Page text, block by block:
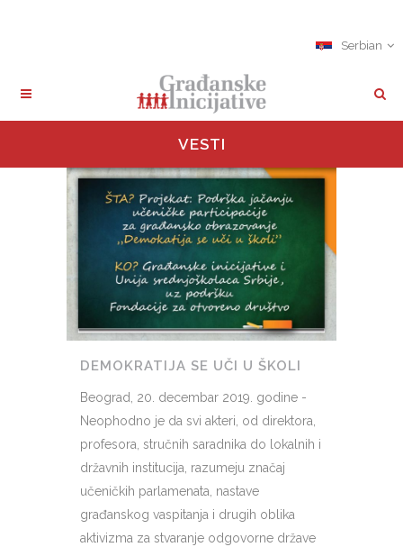
Serbian
VESTI
DEMOKRATIJA SE UČI U ŠKOLI
Beograd, 20. decembar 2019. godine -
Neophodno je da svi akteri, od direktora,
profesora, stručnih saradnika do lokalnih i
državnih institucija, razumeju značaj
učeničkih parlamenata, nastave
građanskog vaspitanja i drugih oblika
aktivizma za stvaranje odgovorne države